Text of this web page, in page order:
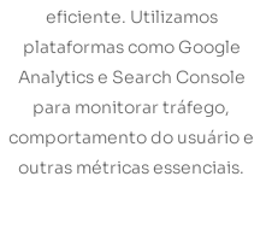
eficiente. Utilizamos
plataformas como Google
Analytics e Search Console
para monitorar tráfego,
comportamento do usuário e
outras métricas essenciais.